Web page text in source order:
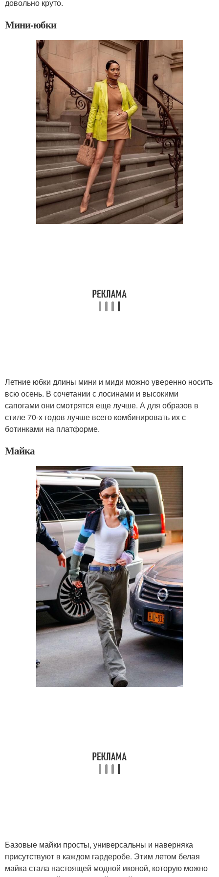
довольно круто.
Мини-юбки
Летние юбки длины мини и миди можно уверенно носить
всю осень. В сочетании с лосинами и высокими
сапогами они смотрятся еще лучше. А для образов в
стиле 70-х годов лучше всего комбинировать их с
ботинками на платформе.
Майка
Базовые майки просты, универсальны и наверняка
присутствуют в каждом гардеробе. Этим летом белая
майка стала настоящей модной иконой, которую можно